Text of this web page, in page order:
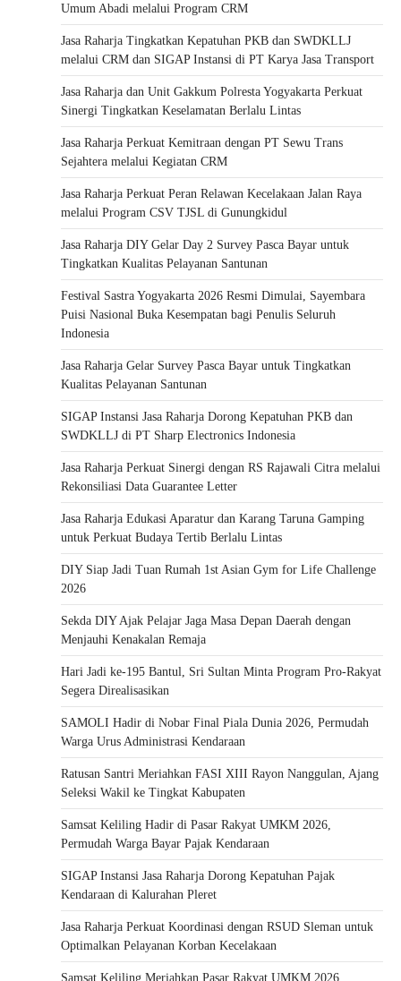
Umum Abadi melalui Program CRM
Jasa Raharja Tingkatkan Kepatuhan PKB dan SWDKLLJ
melalui CRM dan SIGAP Instansi di PT Karya Jasa Transport
Jasa Raharja dan Unit Gakkum Polresta Yogyakarta Perkuat
Sinergi Tingkatkan Keselamatan Berlalu Lintas
Jasa Raharja Perkuat Kemitraan dengan PT Sewu Trans
Sejahtera melalui Kegiatan CRM
Jasa Raharja Perkuat Peran Relawan Kecelakaan Jalan Raya
melalui Program CSV TJSL di Gunungkidul
Jasa Raharja DIY Gelar Day 2 Survey Pasca Bayar untuk
Tingkatkan Kualitas Pelayanan Santunan
Festival Sastra Yogyakarta 2026 Resmi Dimulai, Sayembara
Puisi Nasional Buka Kesempatan bagi Penulis Seluruh
Indonesia
Jasa Raharja Gelar Survey Pasca Bayar untuk Tingkatkan
Kualitas Pelayanan Santunan
SIGAP Instansi Jasa Raharja Dorong Kepatuhan PKB dan
SWDKLLJ di PT Sharp Electronics Indonesia
Jasa Raharja Perkuat Sinergi dengan RS Rajawali Citra melalui
Rekonsiliasi Data Guarantee Letter
Jasa Raharja Edukasi Aparatur dan Karang Taruna Gamping
untuk Perkuat Budaya Tertib Berlalu Lintas
DIY Siap Jadi Tuan Rumah 1st Asian Gym for Life Challenge
2026
Sekda DIY Ajak Pelajar Jaga Masa Depan Daerah dengan
Menjauhi Kenakalan Remaja
Hari Jadi ke-195 Bantul, Sri Sultan Minta Program Pro-Rakyat
Segera Direalisasikan
SAMOLI Hadir di Nobar Final Piala Dunia 2026, Permudah
Warga Urus Administrasi Kendaraan
Ratusan Santri Meriahkan FASI XIII Rayon Nanggulan, Ajang
Seleksi Wakil ke Tingkat Kabupaten
Samsat Keliling Hadir di Pasar Rakyat UMKM 2026,
Permudah Warga Bayar Pajak Kendaraan
SIGAP Instansi Jasa Raharja Dorong Kepatuhan Pajak
Kendaraan di Kalurahan Pleret
Jasa Raharja Perkuat Koordinasi dengan RSUD Sleman untuk
Optimalkan Pelayanan Korban Kecelakaan
Samsat Keliling Meriahkan Pasar Rakyat UMKM 2026,